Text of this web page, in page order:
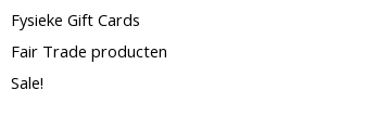
Fysieke Gift Cards
Fair Trade producten
Sale!